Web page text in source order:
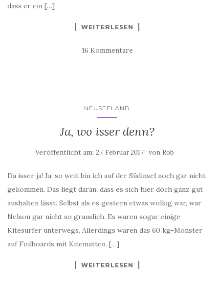
dass er ein […]
WEITERLESEN
16 Kommentare
NEUSEELAND
Ja, wo isser denn?
Veröffentlicht am: 27. Februar 2017 von Rob
Da isser ja! Ja, so weit bin ich auf der Südinsel noch gar nicht
gekommen. Das liegt daran, dass es sich hier doch ganz gut
aushalten lässt. Selbst als es gestern etwas wolkig war, war
Nelson gar nicht so grauslich. Es waren sogar einige
Kitesurfer unterwegs. Allerdings waren das 60 kg-Monster
auf Foilboards mit Kitematten. […]
WEITERLESEN